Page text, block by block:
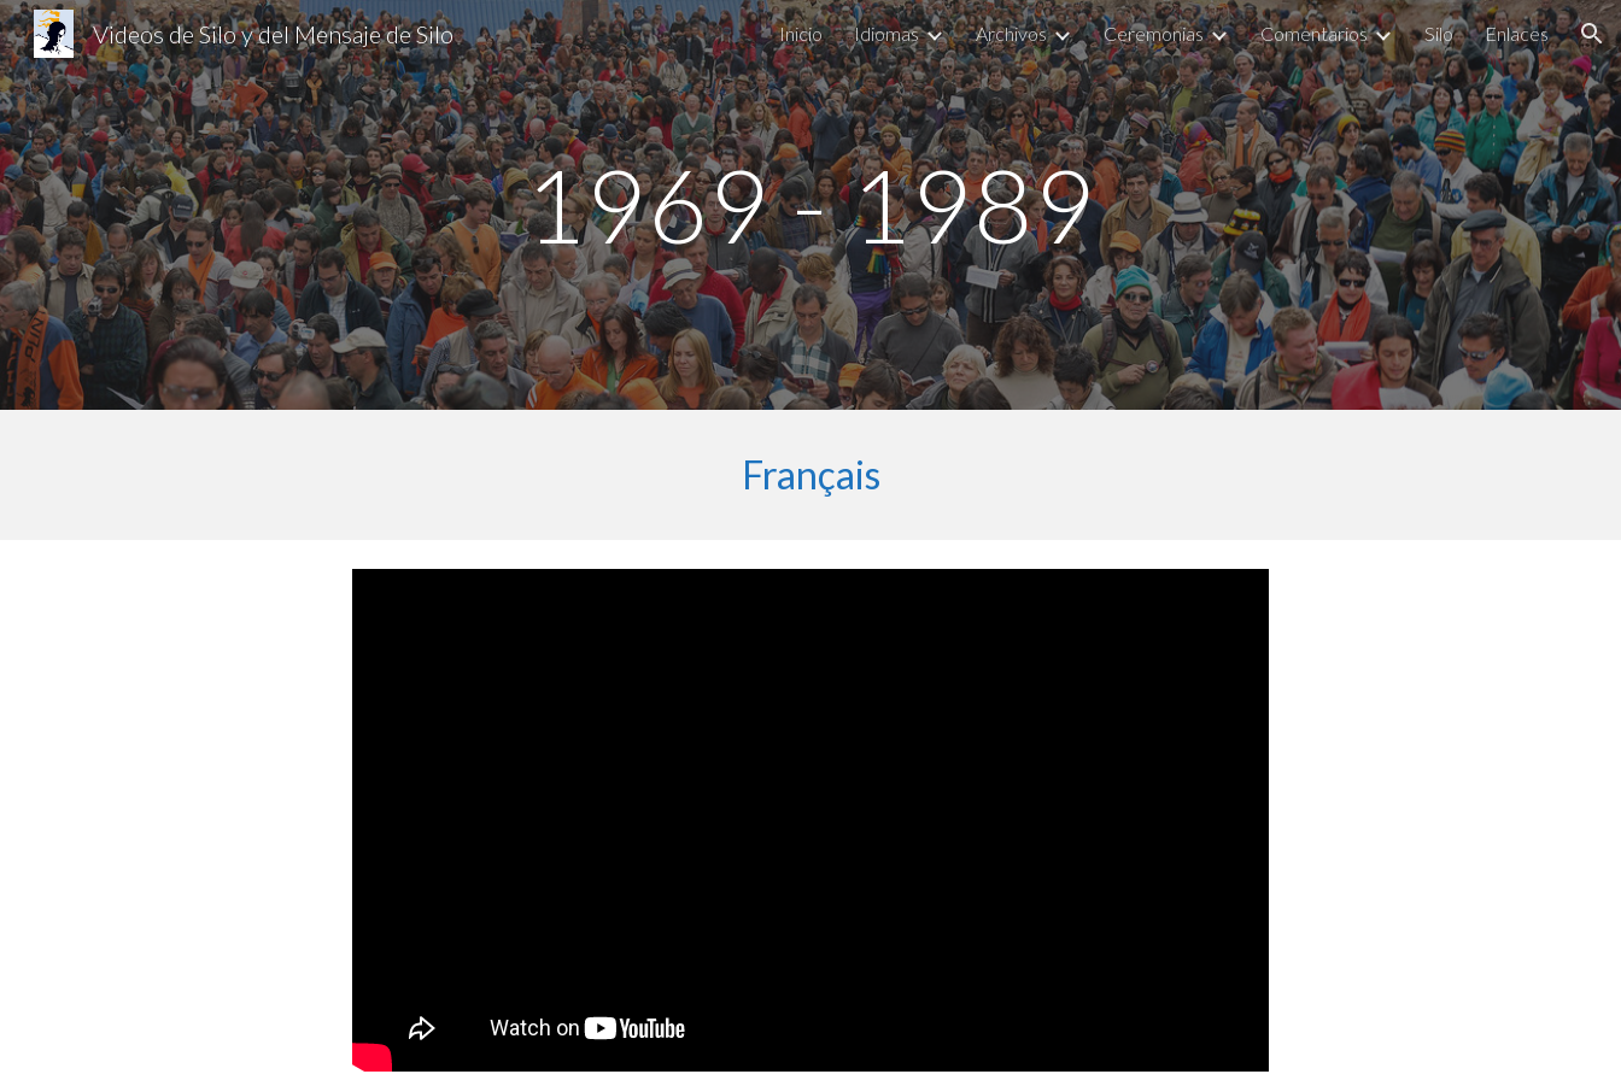
Skip to main content Skip to navigation
Videos de Silo y del Mensaje de Silo Inicio Idiomas Archivos Ceremonias Comentarios Silo Enlaces
1969 - 1989
Français